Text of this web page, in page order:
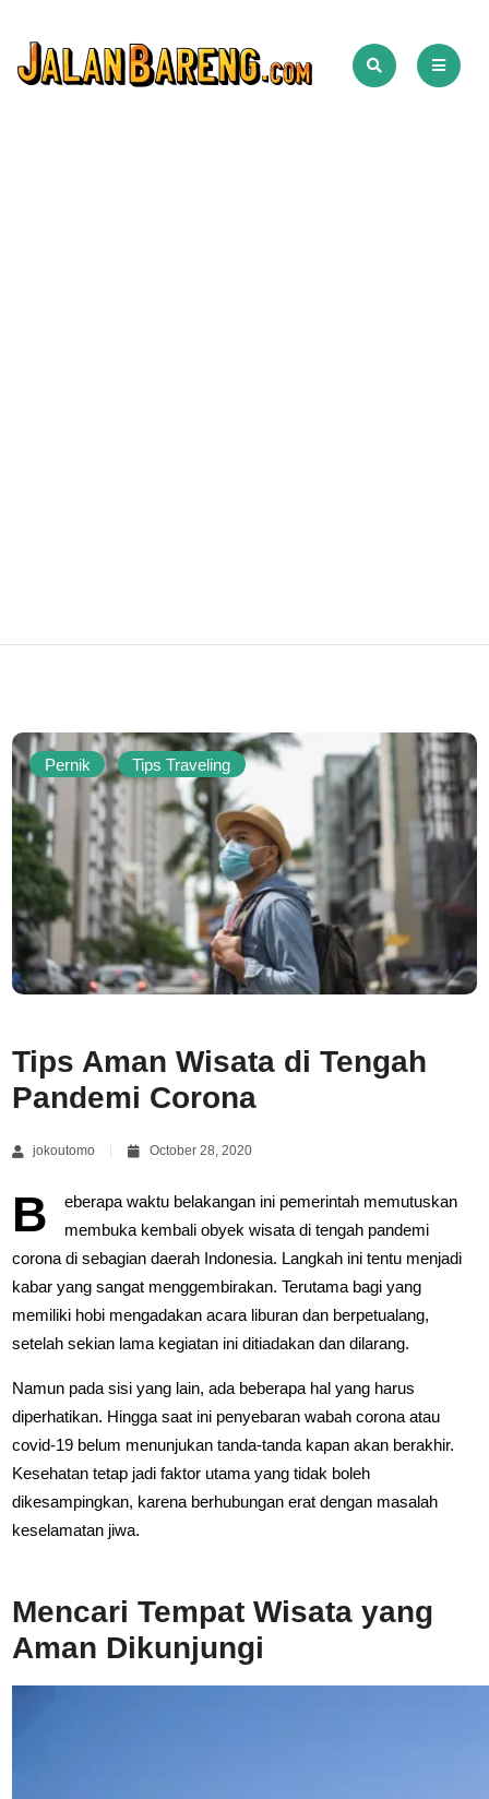
Pernik Tips Traveling
Tips Aman Wisata di Tengah
Pandemi Corona
jokoutomo October 28, 2020
B
eberapa waktu belakangan ini pemerintah memutuskan
membuka kembali obyek wisata di tengah pandemi
corona di sebagian daerah Indonesia. Langkah ini tentu menjadi
kabar yang sangat menggembirakan. Terutama bagi yang
memiliki hobi mengadakan acara liburan dan berpetualang,
setelah sekian lama kegiatan ini ditiadakan dan dilarang.
Namun pada sisi yang lain, ada beberapa hal yang harus
diperhatikan. Hingga saat ini penyebaran wabah corona atau
covid-19 belum menunjukan tanda-tanda kapan akan berakhir.
Kesehatan tetap jadi faktor utama yang tidak boleh
dikesampingkan, karena berhubungan erat dengan masalah
keselamatan jiwa.
Mencari Tempat Wisata yang
Aman Dikunjungi